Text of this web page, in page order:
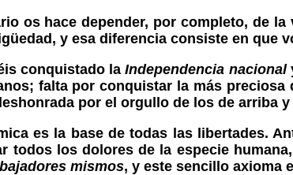
os hace depender, por completo, de
y esa diferencia consiste en que
conquistado laIndependencia nacional
falta por conquistar la más
por el orgullo de los de arriba
es la base de todas las libertades.
todos los dolores de la especie
mismos, y este sencillo axioma